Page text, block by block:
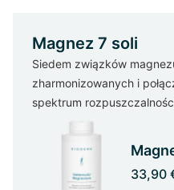
Magnez 7 soli
Siedem związków
zharmonizowanych i
spektrum
33,90